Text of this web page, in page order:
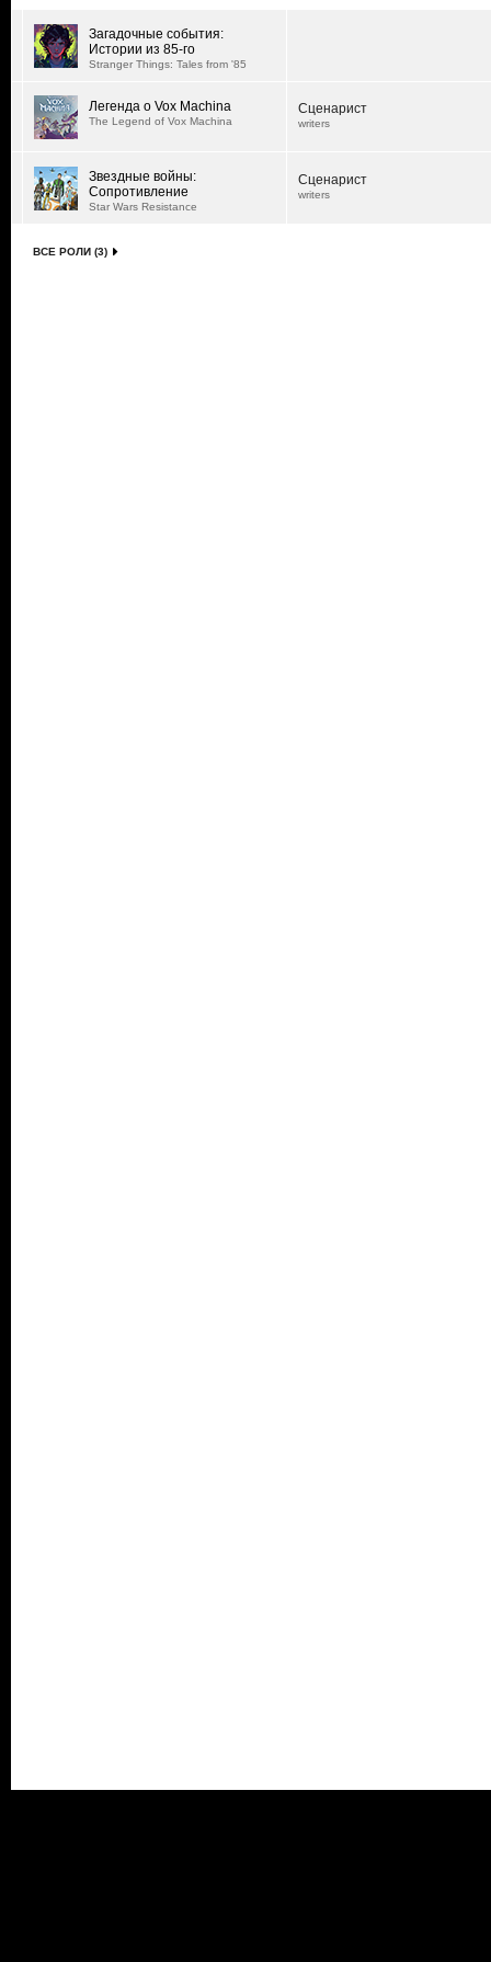
Загадочные события:
Истории из 85-го
Stranger Things: Tales from '85
Легенда о Vox Machina
The Legend of Vox Machina
Сценарист
writers
Звездные войны:
Сопротивление
Star Wars Resistance
Сценарист
writers
ВСЕ РОЛИ (3)